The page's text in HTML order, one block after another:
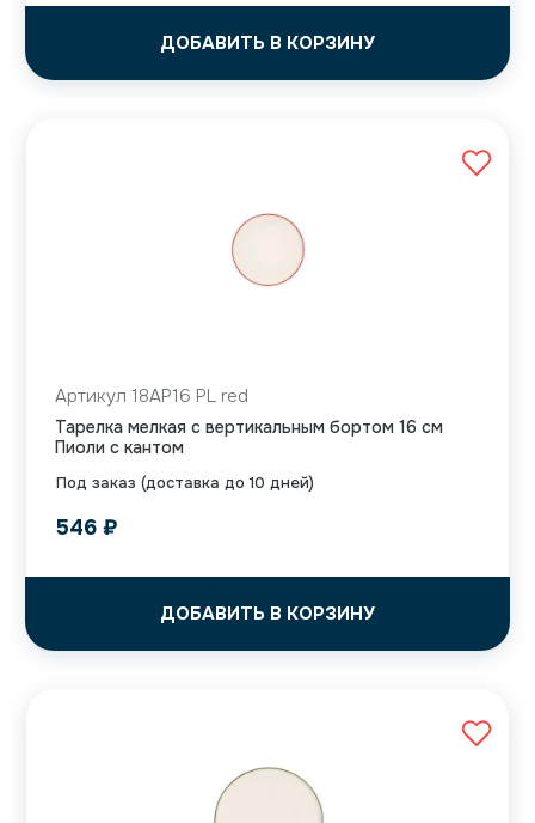
ДОБАВИТЬ В КОРЗИНУ
Под заказ (доставка до 10 дней)
Артикул 18AP16 PL red
Тарелка мелкая с вертикальным бортом 16 см
Пиоли с кантом
546 ₽
ДОБАВИТЬ В КОРЗИНУ